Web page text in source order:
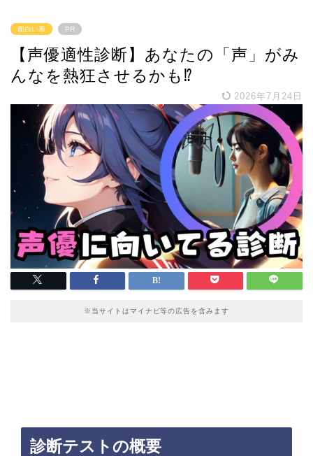
面白い系 PR
【声優適性診断】あなたの「声」がみ
んなを熱狂させるかも⁉
2026年7月24日
※当サイトはマイナビ等の広告を含みます
診断テストの概要